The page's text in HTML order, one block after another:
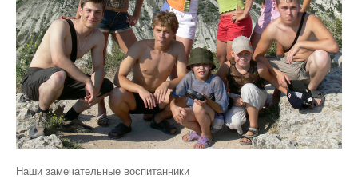
Наши замечательные воспитанники